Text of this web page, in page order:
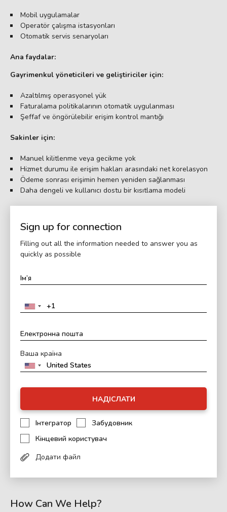
Mobil uygulamalar
Operatör çalışma istasyonları
Otomatik servis senaryoları
Ana faydalar:
Gayrimenkul yöneticileri ve geliştiriciler için:
Azaltılmış operasyonel yük
Faturalama politikalarının otomatik uygulanması
Şeffaf ve öngörülebilir erişim kontrol mantığı
Sakinler için:
Manuel kilitlenme veya gecikme yok
Hizmet durumu ile erişim hakları arasındaki net korelasyon
Ödeme sonrası erişimin hemen yeniden sağlanması
Daha dengeli ve kullanıcı dostu bir kısıtlama modeli
Sign up for connection
Filling out all the information needed to answer you as
quickly as possible
Ваша країна
НАДІСЛАТИ
Інтегратор
Забудовник
Кінцевий користувач
Додати файл
How Can We Help?